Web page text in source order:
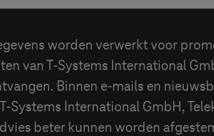
worden verwerkt voor
vanT-Systems International
Binnen e-mails en
T-Systems International GmbH,
beter kunnen worden